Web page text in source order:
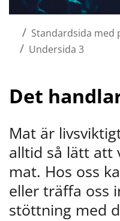
/ Standardsida med
/ Undersida 3
Det
Mat är
alltid så lätt att
mat. Hos oss
eller träffa oss
stöttning med